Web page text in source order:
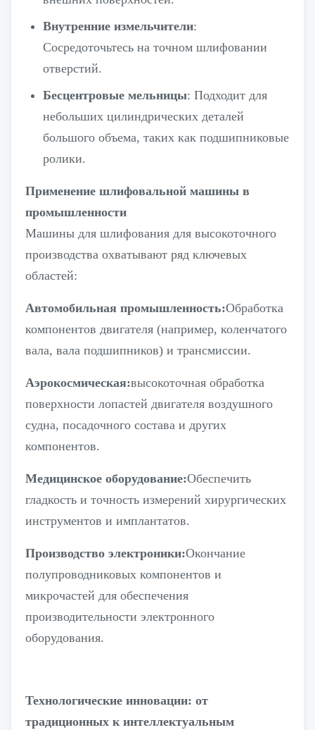
Внутренние измельчители:
Сосредоточьтесь на точном шлифовании
отверстий.
Бесцентровые мельницы: Подходит для
небольших цилиндрических деталей
большого объема, таких как подшипниковые
ролики.
Применение шлифовальной машины в
промышленности
Машины для шлифования для высокоточного
производства охватывают ряд ключевых
областей:
Автомобильная промышленность:Обработка
компонентов двигателя (например, коленчатого
вала, вала подшипников) и трансмиссии.
Аэрокосмическая:высокоточная обработка
поверхности лопастей двигателя воздушного
судна, посадочного состава и других
компонентов.
Медицинское оборудование:Обеспечить
гладкость и точность измерений хирургических
инструментов и имплантатов.
Производство электроники:Окончание
полупроводниковых компонентов и
микрочастей для обеспечения
производительности электронного
оборудования.
Технологические инновации: от
традиционных к интеллектуальным